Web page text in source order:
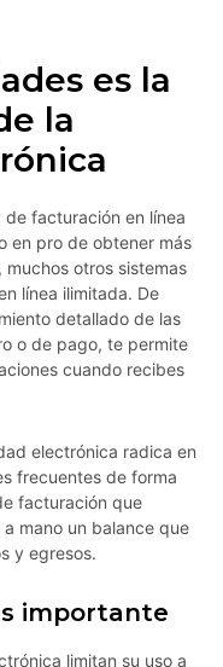
es la
la
facturación en línea
en pro de obtener más
otros sistemas
línea ilimitada. De
detallado de las
o de pago, te permite
cuando recibes
electrónica radica en
frecuentes de forma
facturación que
mano un balance que
y egresos.
importante
limitan su uso a